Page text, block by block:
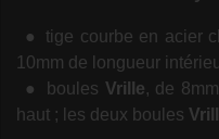
tige courbe en acier
10mm de longueur
boules Vrille, de
haut ; les deux boules